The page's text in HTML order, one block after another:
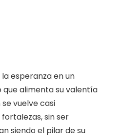
esperanza en un
que alimenta su valentía
vuelve casi
sin ser
siendo el pilar de su